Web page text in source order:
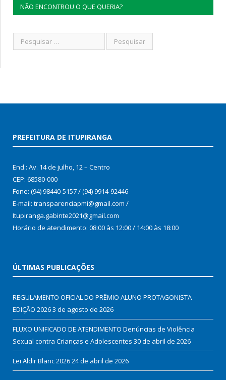
NÃO ENCONTROU O QUE QUERIA?
PREFEITURA DE ITUPIRANGA
End.: Av. 14 de julho, 12 – Centro
CEP: 68580-000
Fone: (94) 98440-5157 / (94) 9914-92446
E-mail: transparenciapmi@gmail.com /
Itupiranga.gabinte2021@gmail.com
Horário de atendimento: 08:00 às 12:00 / 14:00 às 18:00
ÚLTIMAS PUBLICAÇÕES
REGULAMENTO OFICIAL DO PRÊMIO ALUNO PROTAGONISTA –
EDIÇÃO 20263 de agosto de 2026
FLUXO UNIFICADO DE ATENDIMENTO Denúncias de Violência
Sexual contra Crianças e Adolescentes 30 de abril de 2026
Lei Aldir Blanc 202624 de abril de 2026